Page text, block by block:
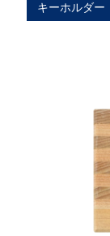
キーホルダー